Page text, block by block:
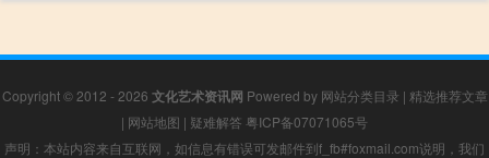
Copyright © 2012 - 2026 文化艺术资讯网 Powered by 网站分类目录 | 精选推荐文章
| 网站地图 | 疑难解答 粤ICP备07071065号
声明：本站内容来自互联网，如信息有错误可发邮件到f_fb#foxmail.com说明，我们